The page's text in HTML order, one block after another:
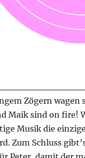
Zögern wagen
Maik sind on fire!
Musik die
Zum Schluss